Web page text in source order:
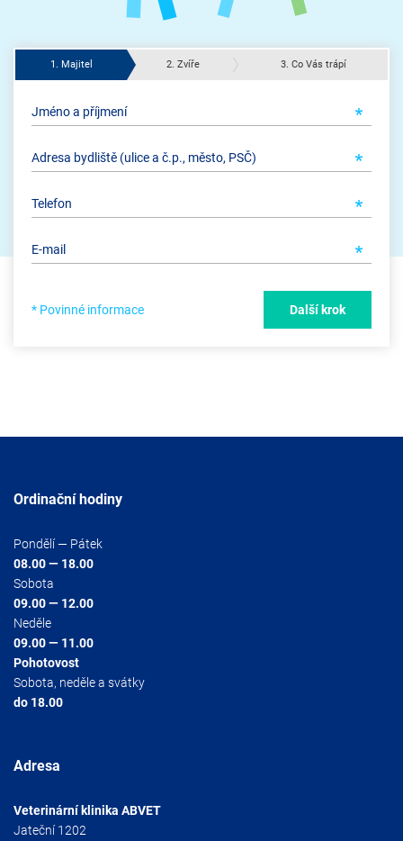
1. Majitel 2. Zvíře 3. Co Vás trápí
* Povinné informace Další krok
Ordinační hodiny
Pondělí — Pátek
08.00 — 18.00
Sobota
09.00 — 12.00
Neděle
09.00 — 11.00
Pohotovost
Sobota, neděle a svátky
do 18.00
Adresa
Veterinární klinika ABVET
Jateční 1202